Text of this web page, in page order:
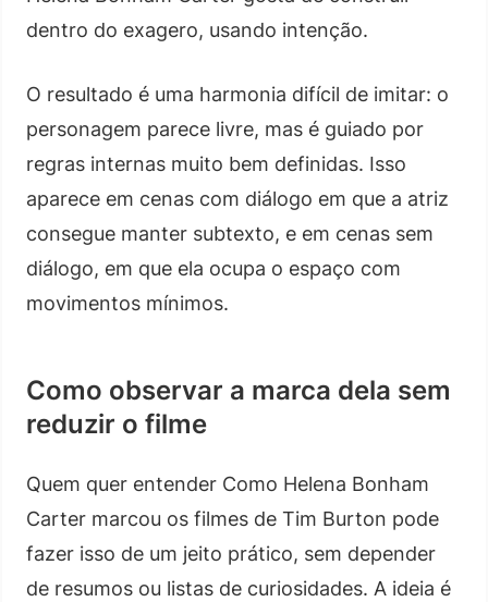
dentro do exagero, usando intenção.
O resultado é uma harmonia difícil de imitar: o
personagem parece livre, mas é guiado por
regras internas muito bem definidas. Isso
aparece em cenas com diálogo em que a atriz
consegue manter subtexto, e em cenas sem
diálogo, em que ela ocupa o espaço com
movimentos mínimos.
Como observar a marca dela sem
reduzir o filme
Quem quer entender Como Helena Bonham
Carter marcou os filmes de Tim Burton pode
fazer isso de um jeito prático, sem depender
de resumos ou listas de curiosidades. A ideia é